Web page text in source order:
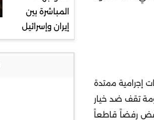
إﺟراﻣﯾﺔ ﻣﻣﺗدة
تقف ضد خيار
رفضاً قاطعاً
المباشرة بين
إيران وإسرائيل